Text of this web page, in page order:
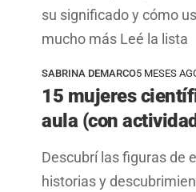
su significado y cómo
mucho más Leé la lista
SABRINA DEMARCO5 MESES
15 mujeres
aula (con
Descubrí las figuras de
historias y